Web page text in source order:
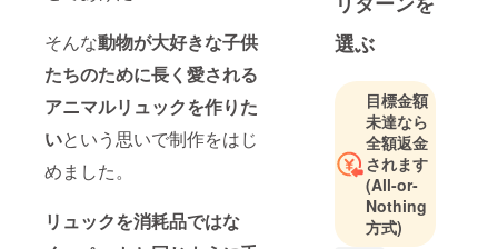
そんな動物が大好きな子供
たちのために長く愛される
アニマルリュックを作りた
いという思いで制作をはじ
めました。
リュックを消耗品ではな
マに癒しや
クスッと笑
顔になるよ
うな動物モ
チーフの商
品を開発し
ています。
選ぶ
目標金額
未達なら
全額返金
されます
(All-or-
Nothing
方式)